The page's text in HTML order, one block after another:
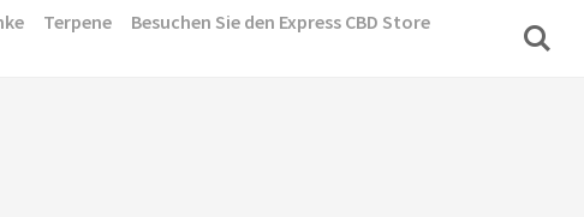
Terpene
Besuchen Sie den Express CBD Store